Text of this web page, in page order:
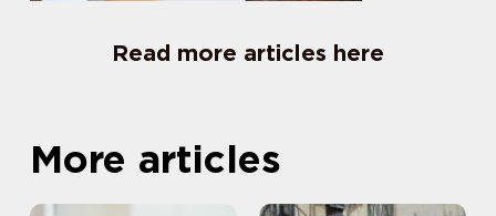
Read more articles here
More articles